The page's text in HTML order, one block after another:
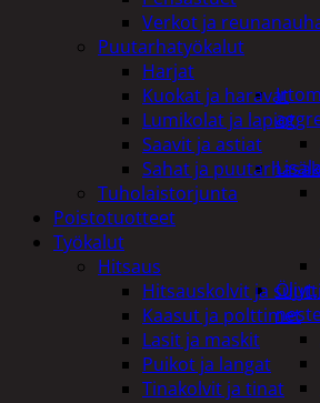
Verkot ja
Puutarhatyökalut
Harjat
Kuokat ja haravat
Lumikolat ja lapiot
Saavit ja astiat
Sahat ja
Tuholaistorjunta
Poistotuotteet
Työkalut
Hitsaus
Hitsauskolvit ja
Kaasut ja polttimet
Lasit ja maskit
Puikot ja langat
Tinakolvit ja tinat